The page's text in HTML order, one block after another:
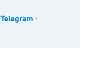
Telegram ·